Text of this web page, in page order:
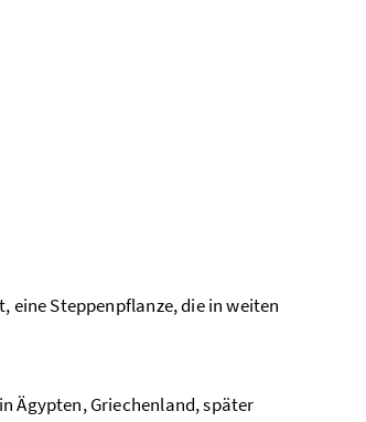
Steppenpflanze, die in weiten
Ägypten, Griechenland, später